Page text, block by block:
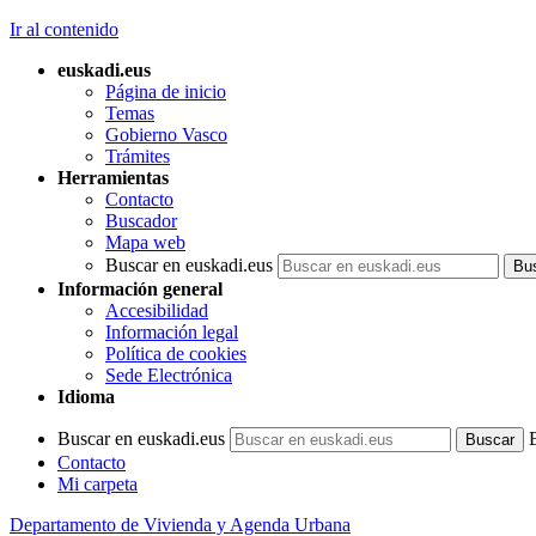
Ir al contenido
euskadi.eus
Página de inicio
Temas
Gobierno Vasco
Trámites
Herramientas
Contacto
Buscador
Mapa web
Buscar en euskadi.eus
Información general
Accesibilidad
Información legal
Política de cookies
Sede Electrónica
Idioma
Buscar en euskadi.eus
Contacto
Mi carpeta
Departamento de Vivienda y Agenda Urbana